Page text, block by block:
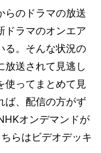
らのドラマの放送
ドラマのオンエア
る。そんな状況の
放送されて見逃し
使ってまとめて見
ば、配信の方がず
オンデマンドが
らはビデオデッキ